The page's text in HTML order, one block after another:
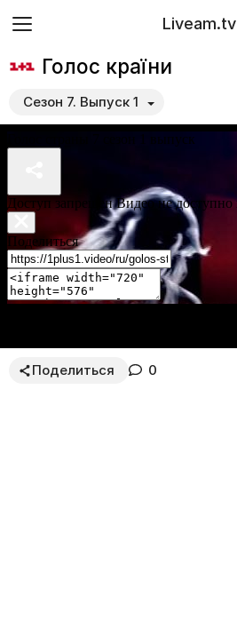
Liveam.tv
Голос країни
Сезон 7. Выпуск 1
Поделиться 0